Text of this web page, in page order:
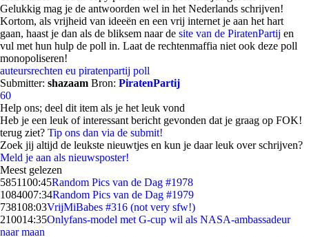
Gelukkig mag je de antwoorden wel in het Nederlands schrijven!
Kortom, als vrijheid van ideeën en een vrij internet je aan het hart
gaan, haast je dan als de bliksem naar de site van de PiratenPartij en
vul met hun hulp de poll in. Laat de rechtenmaffia niet ook deze poll
monopoliseren!
auteursrechten eu piratenpartij poll
Submitter: shazaam Bron: PiratenPartij
60
Help ons; deel dit item als je het leuk vond
Heb je een leuk of interessant bericht gevonden dat je graag op FOK!
terug ziet? Tip ons dan via de submit!
Zoek jij altijd de leukste nieuwtjes en kun je daar leuk over schrijven?
Meld je aan als nieuwsposter!
Meest gelezen
5851100:45Random Pics van de Dag #1978
1084007:34Random Pics van de Dag #1979
738108:03VrijMiBabes #316 (not very sfw!)
210014:35Onlyfans-model met G-cup wil als NASA-ambassadeur
naar maan